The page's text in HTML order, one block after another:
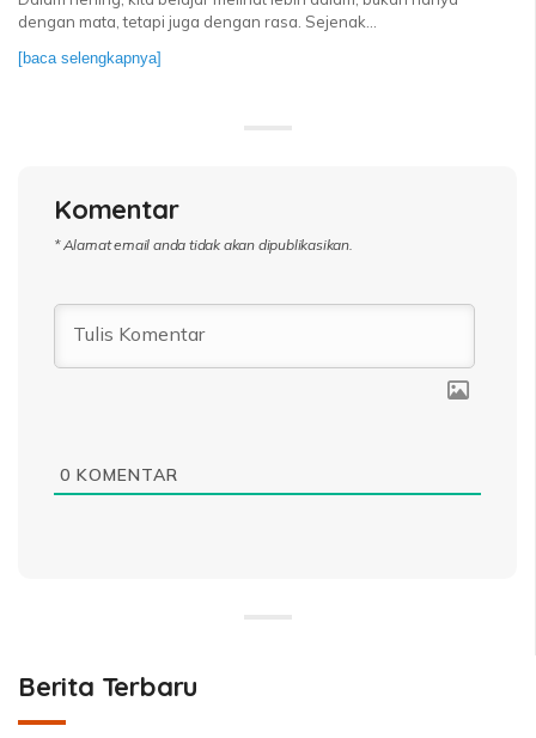
dengan mata, tetapi juga dengan rasa. Sejenak...
[baca selengkapnya]
Komentar
* Alamat email anda tidak akan dipublikasikan.
0 KOMENTAR
Berita Terbaru